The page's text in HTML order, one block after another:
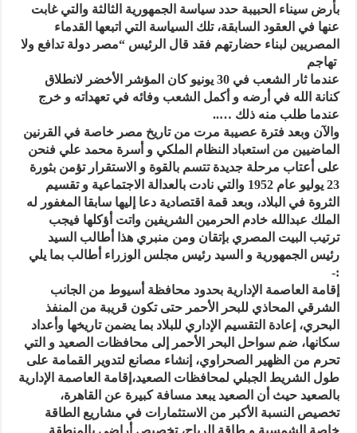
بأرض سيناء الحبيبة حدد سياسة الجمهورية الثالثة والتي غابت
عنها في العقود السابقة، تلك السياسة التي اتبعها القدماء
المصريين لبناء حضارتهم فقد قال الرئيس “مصر دولة تدافع ولا
تهاجم
عندما ثار الشعب في 30 يونيو كان المؤشر الأخضر لانطلاق
كنانة الله في أرضه و أكمل الشعب وفائه في تعهداته و خرج
عندما طلب منه ذلك …..
والآن وبعد فترة عصيبة مرت من تاريخ مصر خاصة في القرنين
الماضيين من استعباد النظام الملكي و أسرة محمد علي فنحن
على أعتاب مرحلة جديدة تتسم بالقوة و الاستقرار تؤمن بثورة
23 يوليو عام 1952 والتي نادت بالعدالة الاجتماعية و تقسيم
الثروة في البلاد، وبعد قمة اقتصادية دعا إليها سابقا المغفور له
الملك عبدالله خادم الحرمين الشريفين واتت أؤكلها فيجب
ترتيب البيت المصري بإتقان ومن منبري هذا أطالب السيد
رئيس الجمهورية و السيد رئيس مجلس الوزراء أطالب بما يلي
:-
إقامة العاصمة الإدارية بحدود محافظة أسيوط من الجانب
الشرقي المحاذي للبحر الأحمر حتى تكون قريبة من المنفذ
البحري، إعادة التقسيم الإداري للبلاد بما يضمن تاريخها وأعداد
سكانها، ضم سواحل البحر الأحمر إلى محافظات الصعيد و التي
تحرم من الظهير الصحراوي، إنشاء مصانع لتدوير القمامة على
طول الشريط الجبلي لمحافظات الصعيد،إقامة العاصمة الإدارية
بالصعيد حيث أن الصعيد يبعد مسافة كبيرة عن القاهرة،
تخصيص النسبة الأكبر من الاستثمارات في مشاريع الطاقة
خاصة الشمسية و طاقة الرياح، تخصيص أراضي بالمنطقة